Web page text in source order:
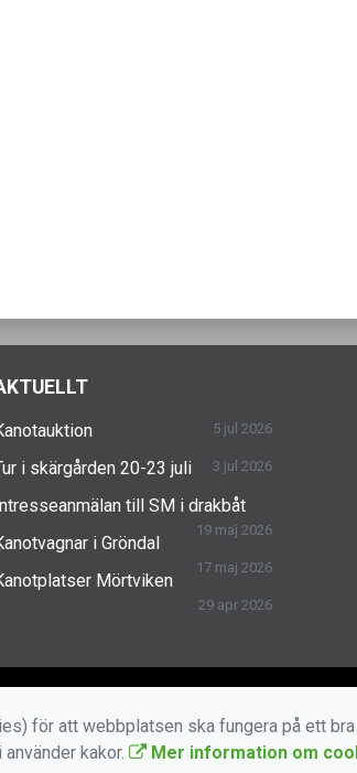
5 jul 2026
i skärgården 20-23 juli 3 jul 2026
till SM i drakbåt
19 maj 2026
i Gröndal
17 maj 2026
Mörtviken
29 apr 2026
för att webbplatsen ska fungera på ett
kakor.
Mer information om